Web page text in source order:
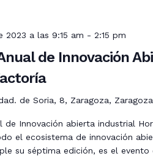
2023 a las 9:15 am - 2:15 pm
de Innovación
de Soria, 8, Zaragoza,
de Innovación abierta industrial
el ecosistema de innovación
su séptima edición, es el